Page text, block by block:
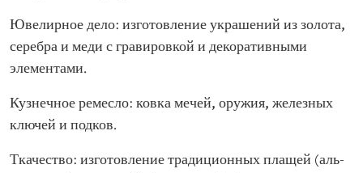
Ювелирное дело: изготовление украшений из золота,
серебра и меди с гравировкой и декоративными
элементами.
Кузнечное ремесло: ковка мечей, оружия, железных
ключей и подков.
Ткачество: изготовление традиционных плащей (аль-